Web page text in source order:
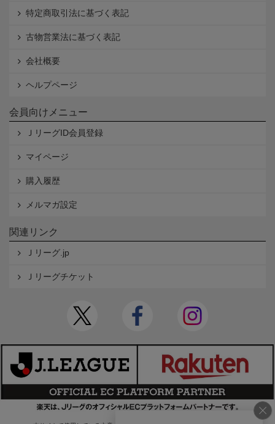
特定商取引法に基づく表記
古物営業法に基づく表記
会社概要
ヘルプページ
会員向けメニュー
ＪリーグID会員登録
マイページ
購入履歴
メルマガ設定
関連リンク
Ｊリーグ.jp
Ｊリーグチケット